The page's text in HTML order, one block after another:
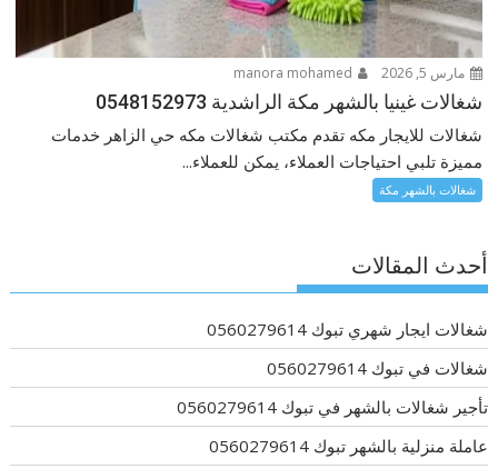
مارس 5, 2026
شغالات غينيا بالشهر مكة الراشدية 0548152973
شغالات للايجار مكه تقدم مكتب شغالات مكه حي الزاهر خدمات
مميزة تلبي احتياجات العملاء، يمكن للعملاء...
شغالات بالشهر مكة
أحدث المقالات
شغالات ايجار شهري تبوك 0560279614
شغالات في تبوك 0560279614
تأجير شغالات بالشهر في تبوك 0560279614
عاملة منزلية بالشهر تبوك 0560279614